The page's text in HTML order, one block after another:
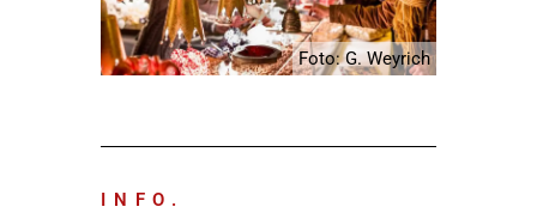
Foto: G. Weyrich
INFO.